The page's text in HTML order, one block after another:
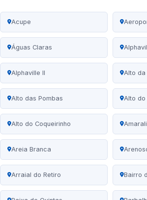
Acupe
Águas Claras
Alphaville II Alto da
Alto das Pombas Alto do
Alto do Coqueirinho
Areia Branca
Arraial do Retiro Bairro